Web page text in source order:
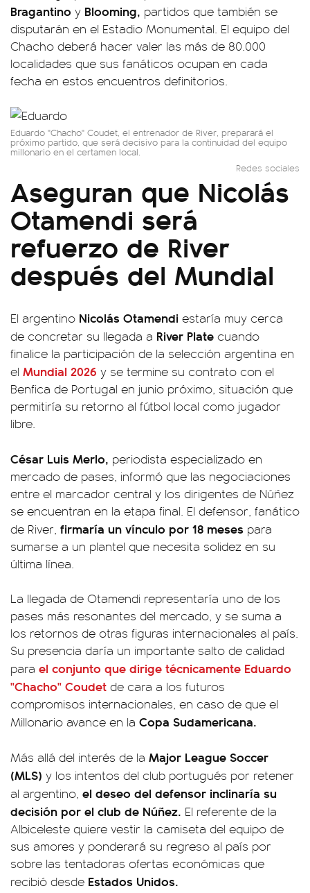
Bragantino y Blooming, partidos que también se
disputarán en el Estadio Monumental. El equipo del
Chacho deberá hacer valer las más de 80.000
localidades que sus fanáticos ocupan en cada
fecha en estos encuentros definitorios.
Eduardo "Chacho" Coudet, el entrenador de River, preparará el
próximo partido, que será decisivo para la continuidad del equipo
millonario en el certamen local.
Redes sociales
Aseguran que Nicolás
Otamendi será
refuerzo de River
después del Mundial
El argentino Nicolás Otamendi estaría muy cerca
de concretar su llegada a River Plate cuando
finalice la participación de la selección argentina en
el Mundial 2026 y se termine su contrato con el
Benfica de Portugal en junio próximo, situación que
permitiría su retorno al fútbol local como jugador
libre.
César Luis Merlo, periodista especializado en
mercado de pases, informó que las negociaciones
entre el marcador central y los dirigentes de Núñez
se encuentran en la etapa final. El defensor, fanático
de River, firmaría un vínculo por 18 meses para
sumarse a un plantel que necesita solidez en su
última línea.
La llegada de Otamendi representaría uno de los
pases más resonantes del mercado, y se suma a
los retornos de otras figuras internacionales al país.
Su presencia daría un importante salto de calidad
para el conjunto que dirige técnicamente Eduardo
"Chacho" Coudet de cara a los futuros
compromisos internacionales, en caso de que el
Millonario avance en la Copa Sudamericana.
Más allá del interés de la Major League Soccer
(MLS) y los intentos del club portugués por retener
al argentino, el deseo del defensor inclinaría su
decisión por el club de Núñez. El referente de la
Albiceleste quiere vestir la camiseta del equipo de
sus amores y ponderará su regreso al país por
sobre las tentadoras ofertas económicas que
recibió desde Estados Unidos.